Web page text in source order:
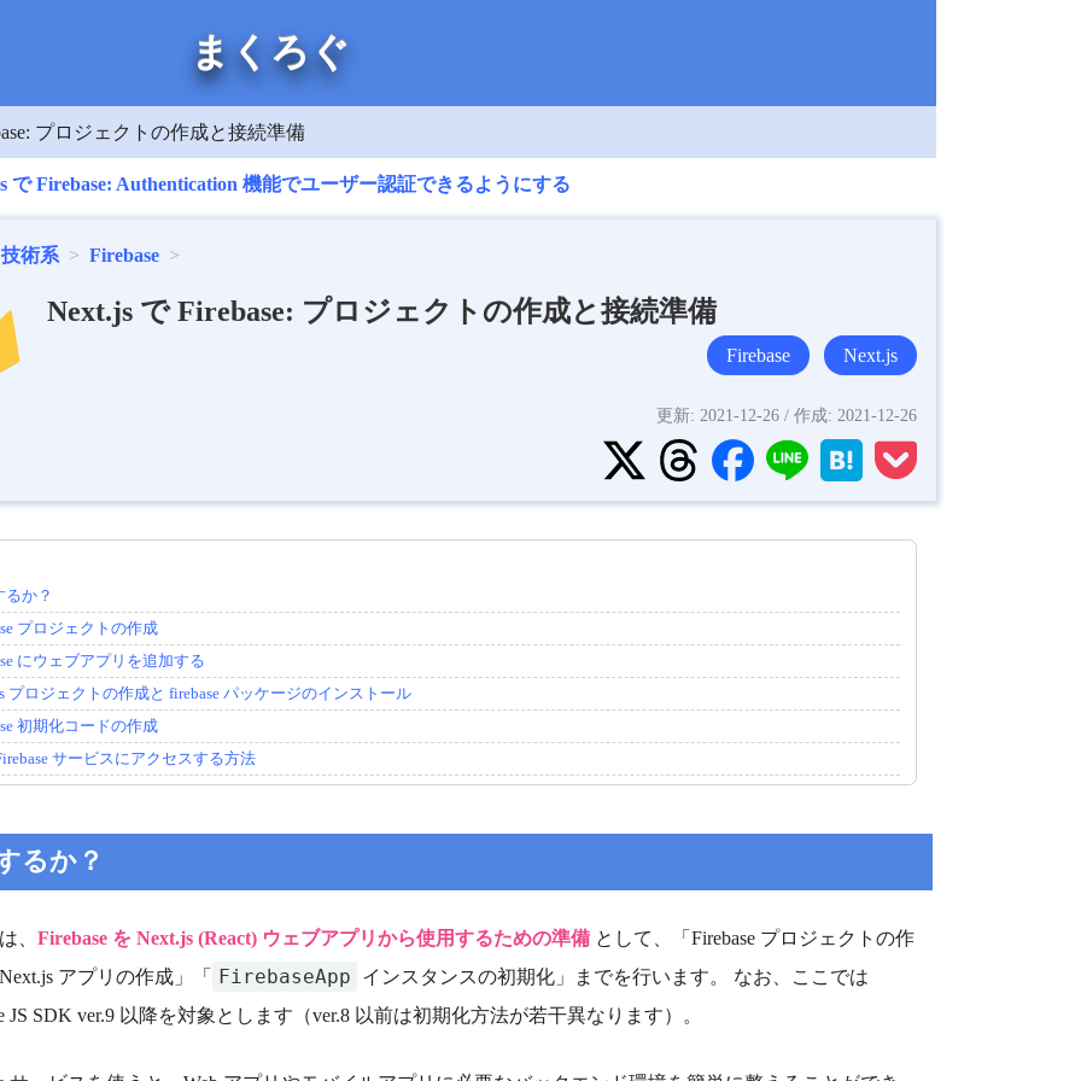
まくろぐ
プロジェクトの作成と接続準備
で Firebase: Authentication 機能でユーザー認証できるようにする
技術系 Firebase
Next.js で Firebase: プロジェクトの作成と接続準備
Firebase Next.js
更新: 2021-12-26 / 作成: 2021-12-26
るか？
プロジェクトの作成
にウェブアプリを追加する
プロジェクトの作成と firebase パッケージのインストール
初期化コードの作成
サービスにアクセスする方法
るか？
、Firebase を Next.js (React) ウェブアプリから使用するための準備 として、「Firebase プロジェクトの作
アプリの作成」「
FirebaseApp
インスタンスの初期化」までを行います。 なお、ここでは
JS SDK ver.9 以降を対象とします（ver.8 以前は初期化方法が若干異なります）。